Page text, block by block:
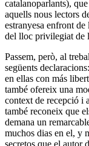
catalanoparlants),
aquells nous lectors
estranyesa enfront
del lloc privilegiat de
Passem, però, al
següents
en ellas con más
també ofereix una
context de recepció i
també reconeix que
demana un
muchos dias en el, y
secretos que el autor